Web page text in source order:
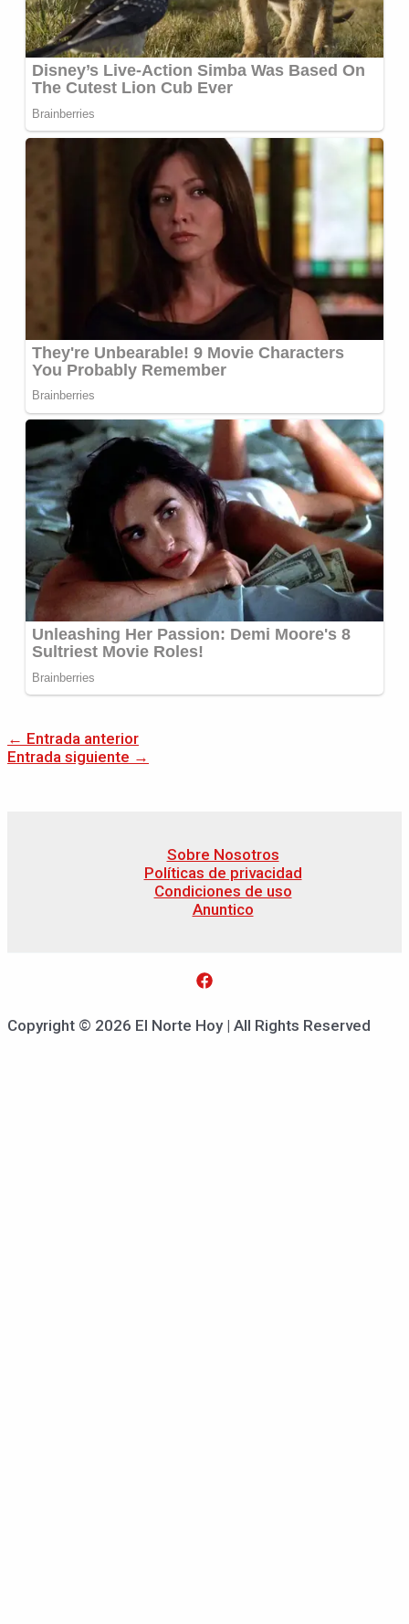
← Entrada anterior
Entrada siguiente →
Sobre Nosotros
Políticas de privacidad
Condiciones de uso
Anuntico
Copyright © 2026 El Norte Hoy | All Rights Reserved